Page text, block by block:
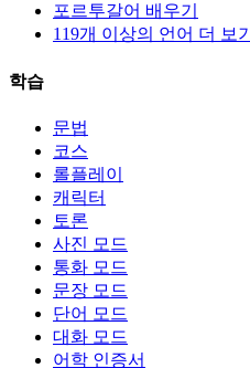
포르투갈어 배우기
119개 이상의 언어 더 보기
학습
문법
코스
롤플레이
캐릭터
토론
사진 모드
통화 모드
문장 모드
단어 모드
대화 모드
어학 인증서